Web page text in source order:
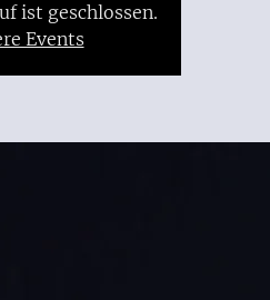
ist geschlossen.
Events